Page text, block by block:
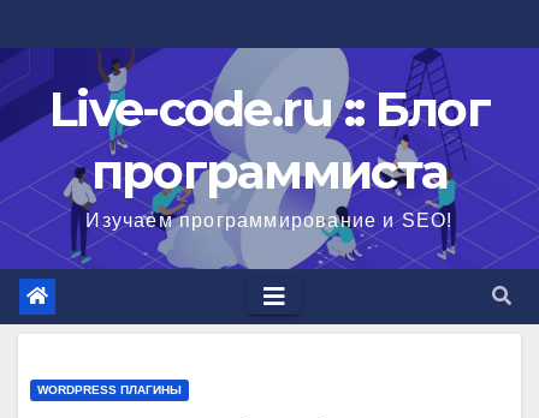
к
содержимому
Live-code.ru :: Блог
программиста
Изучаем программирование и SEO!
WORDPRESS ПЛАГИНЫ